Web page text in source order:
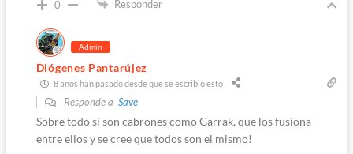
0 Responder
Admin
Diógenes Pantarújez
8 años han pasado desde que se escribió esto
Responde a Save
Sobre todo si son cabrones como Garrak, que los fusiona
entre ellos y se cree que todos son el mismo!